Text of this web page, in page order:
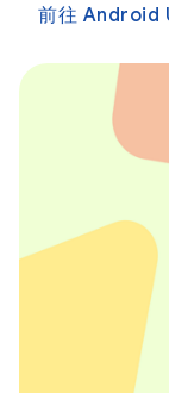
前往 Android